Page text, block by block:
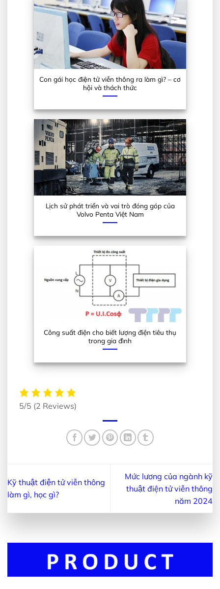
Con gái học điện tử viễn thông ra làm gì? – cơ
hội và thách thức
Lịch sử phát triển và vai trò đóng góp của
Volvo Penta Việt Nam
Công suất điện cho biết lượng điện tiêu thụ
trong gia đình
5/5 (2 Reviews)
Kỹ thuật điện tử viễn thông
làm gì, học gì?
Mức lương của ngành kỹ
thuật điện tử viễn thông
năm 2024